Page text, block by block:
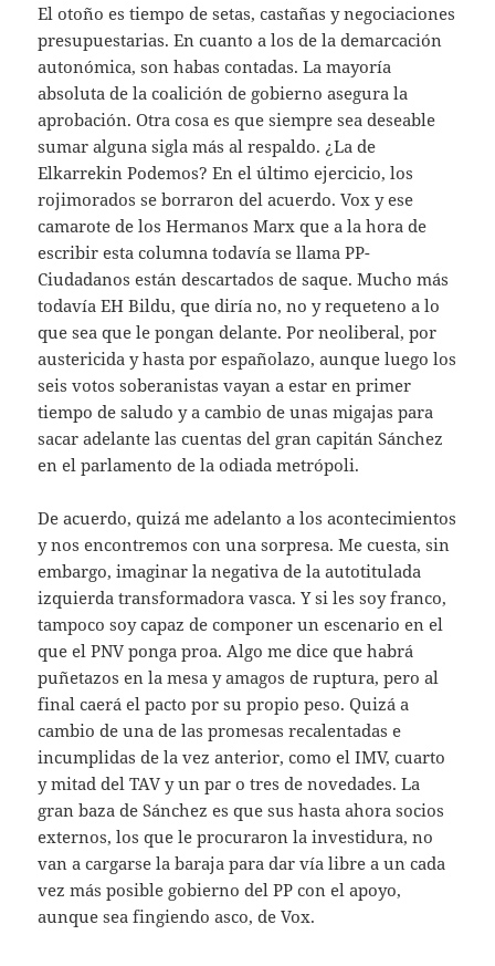
El otoño es tiempo de setas, castañas y negociaciones
presupuestarias. En cuanto a los de la demarcación
autonómica, son habas contadas. La mayoría
absoluta de la coalición de gobierno asegura la
aprobación. Otra cosa es que siempre sea deseable
sumar alguna sigla más al respaldo. ¿La de
Elkarrekin Podemos? En el último ejercicio, los
rojimorados se borraron del acuerdo. Vox y ese
camarote de los Hermanos Marx que a la hora de
escribir esta columna todavía se llama PP-
Ciudadanos están descartados de saque. Mucho más
todavía EH Bildu, que diría no, no y requeteno a lo
que sea que le pongan delante. Por neoliberal, por
austericida y hasta por españolazo, aunque luego los
seis votos soberanistas vayan a estar en primer
tiempo de saludo y a cambio de unas migajas para
sacar adelante las cuentas del gran capitán Sánchez
en el parlamento de la odiada metrópoli.
De acuerdo, quizá me adelanto a los acontecimientos
y nos encontremos con una sorpresa. Me cuesta, sin
embargo, imaginar la negativa de la autotitulada
izquierda transformadora vasca. Y si les soy franco,
tampoco soy capaz de componer un escenario en el
que el PNV ponga proa. Algo me dice que habrá
puñetazos en la mesa y amagos de ruptura, pero al
final caerá el pacto por su propio peso. Quizá a
cambio de una de las promesas recalentadas e
incumplidas de la vez anterior, como el IMV, cuarto
y mitad del TAV y un par o tres de novedades. La
gran baza de Sánchez es que sus hasta ahora socios
externos, los que le procuraron la investidura, no
van a cargarse la baraja para dar vía libre a un cada
vez más posible gobierno del PP con el apoyo,
aunque sea fingiendo asco, de Vox.